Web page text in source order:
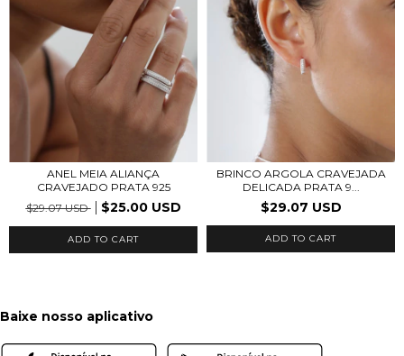
ANEL MEIA ALIANÇA
CRAVEJADO PRATA 925
$29.07 USD
$25.00 USD
ADD TO CART
BRINCO ARGOLA CRAVEJADA
DELICADA PRATA 9...
$29.07 USD
Baixe nosso aplicativo